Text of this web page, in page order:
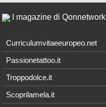
I magazine di Qonnetwork
Curriculumvitaeeuropeo.net
Passionetattoo.it
Troppodolce.it
Scoprilamela.it